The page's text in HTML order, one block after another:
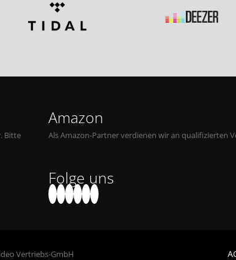
Bitte
Amazon
Als Amazon-Partner verdienen wir an qualifizierten
Folge uns
Vertriebs-GmbH